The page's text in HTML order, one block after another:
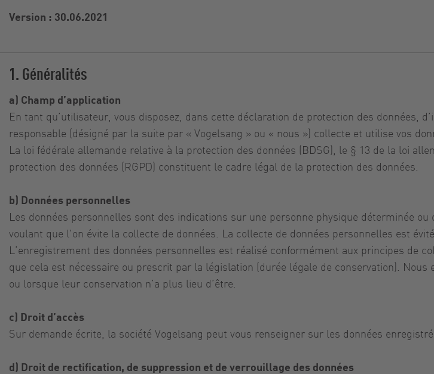
Version : 30.06.2021
1. Généralités
a) Champ d’application
En tant qu’utilisateur, vous disposez, dans cette déclaration de protection des données,
responsable (désigné par la suite par « Vogelsang » ou « nous ») collecte et utilise vos
La loi fédérale allemande relative à la protection des données (BDSG), le § 13 de la loi
protection des données (RGPD) constituent le cadre légal de la protection des données.
b) Données personnelles
Les données personnelles sont des indications sur une personne physique déterminée
voulant que l'on évite la collecte de données. La collecte de données personnelles est
L’enregistrement des données personnelles est réalisé conformément aux principes de
que cela est nécessaire ou prescrit par la législation (durée légale de conservation).
ou lorsque leur conservation n’a plus lieu d’être.
c) Droit d’accès
Sur demande écrite, la société Vogelsang peut vous renseigner sur les données
d) Droit de rectification, de suppression et de verrouillage des données